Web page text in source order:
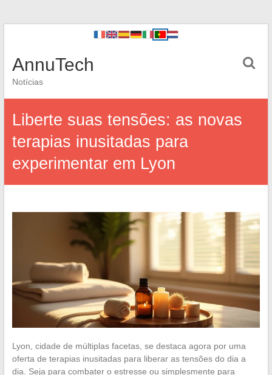
AnnuTech
Notícias
Liberte suas tensões: as novas
terapias inusitadas para
experimentar em Lyon
Lyon, cidade de múltiplas facetas, se destaca agora por uma
oferta de terapias inusitadas para liberar as tensões do dia a
dia. Seja para combater o estresse ou simplesmente para